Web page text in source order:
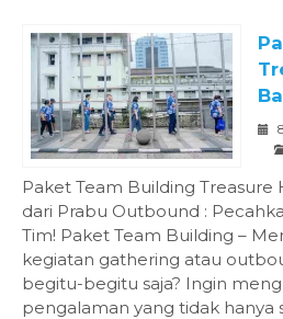
Paket Team Building
dari Prabu Outbound :
Tim! Paket Team Building –
kegiatan gathering atau
begitu-begitu saja? Ingin
pengalaman yang tidak hanya